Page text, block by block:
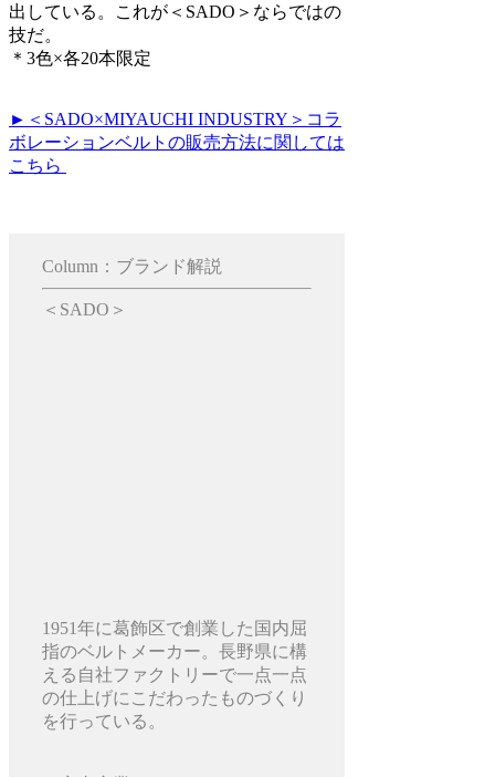
出している。これが＜SADO＞ならではの
技だ。
＊3色×各20本限定
►＜SADO×MIYAUCHI INDUSTRY＞コラ
ボレーションベルトの販売方法に関しては
こちら
Column：ブランド解説
＜SADO＞
1951年に葛飾区で創業した国内屈
指のベルトメーカー。長野県に構
える自社ファクトリーで一点一点
の仕上げにこだわったものづくり
を行っている。